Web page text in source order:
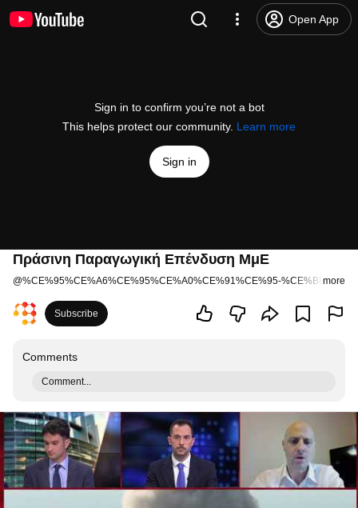
Open App
Sign in to confirm you’re not a bot
This helps protect our community. Learn more
Sign in
Πράσινη Παραγωγική Επένδυση ΜμΕ
@%CE%95%CE%A6%CE%95%CE%A0%CE%91%CE%95- more
Subscribe
Comments
Comment...